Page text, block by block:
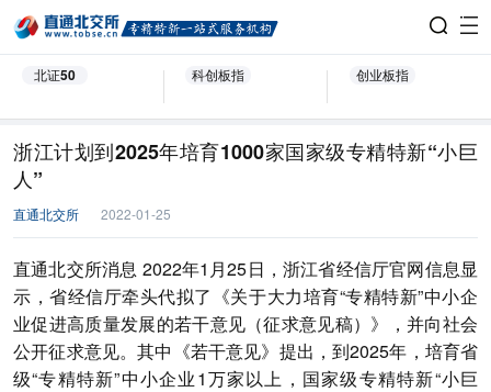
北证50 科创板指 创业板指
浙江计划到2025年培育1000家国家级专精特新“小巨
人”
直通北交所 2022-01-25
直通北交所消息 2022年1月25日，浙江省经信厅官网信息显
示，省经信厅牵头代拟了《关于大力培育“专精特新”中小企
业促进高质量发展的若干意见（征求意见稿）》，并向社会
公开征求意见。其中《若干意见》提出，到2025年，培育省
级“专精特新”中小企业1万家以上，国家级专精特新“小巨